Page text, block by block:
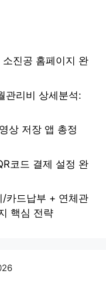
진공 홈페이지 완
관리비 상세분석:
상 저장 앱 총정
코드 결제 설정 완
카드납부 + 연체관
핵심 전략